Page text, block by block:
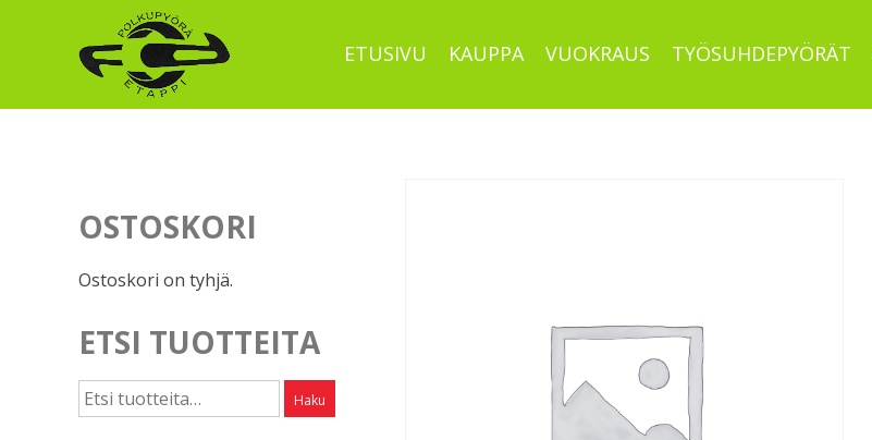
ETUSIVU KAUPPA VUOKRAUS TYÖSUHDEPYÖRÄT
OSTOSKORI
Ostoskori on tyhjä.
ETSI TUOTTEITA
Etsi: Haku